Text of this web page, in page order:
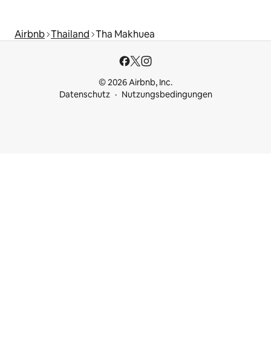
Airbnb Thailand Tha Makhuea
© 2026 Airbnb, Inc.
Datenschutz
Nutzungsbedingungen